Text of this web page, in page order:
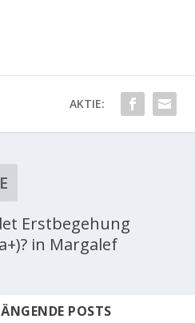
AKTIE:
Erstbegehung
in Margalef
POSTS